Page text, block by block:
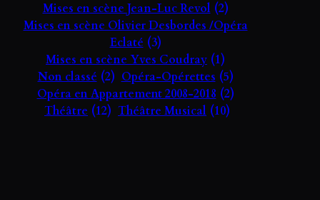
Mises en scène Jean-Luc Revol (2)
Mises en scène Olivier Desbordes /Opéra
Eclaté (3)
Mises en scène Yves Coudray (1)
Non classé (2) Opéra-Opérettes (5)
Opéra en Appartement 2008-2018 (2)
Théâtre (12) Théâtre Musical (10)